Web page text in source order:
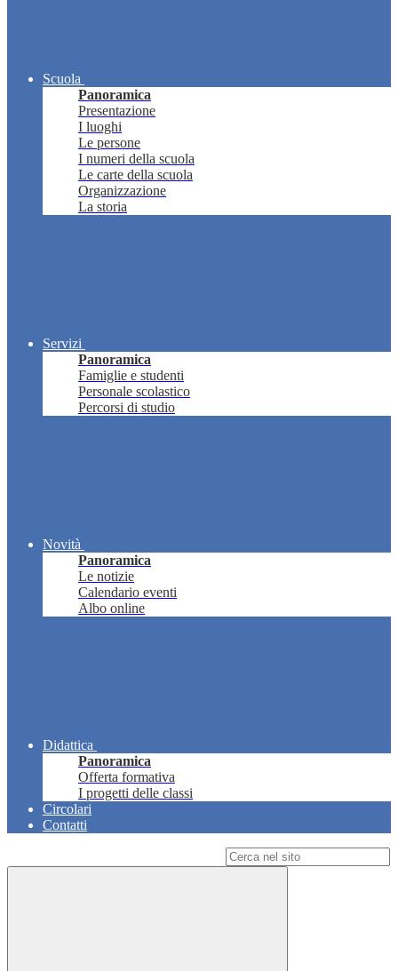
Scuola
Panoramica
Presentazione
I luoghi
Le persone
I numeri della scuola
Le carte della scuola
Organizzazione
La storia
Servizi
Panoramica
Famiglie e studenti
Personale scolastico
Percorsi di studio
Novità
Panoramica
Le notizie
Calendario eventi
Albo online
Didattica
Panoramica
Offerta formativa
I progetti delle classi
Circolari
Contatti